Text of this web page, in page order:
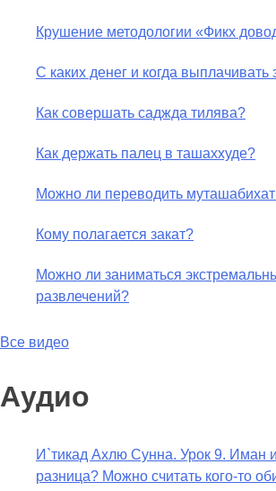
Крушение методологии «Фикх
С каких денег и когда выплачивать
Как совершать саджда тилява?
Как держать палец в ташаххуде?
Можно ли переводить
Кому полагается закат?
Можно ли заниматься
развлечений?
Все видео
Аудио
И`тикад Ахлю Сунна. Урок 9. Иман
разница? Можно считать кого-то